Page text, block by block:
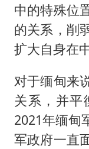
中的特殊位
的关系，削
扩大自身在
对于缅甸来
关系，并平
2021年缅甸
军政府一直